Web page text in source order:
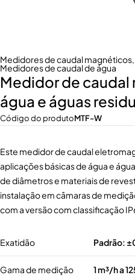
Medidores de caudal magnéticos,
Medidores de caudal de água
Medidor de
água e águas
Código do produtoMTF-W
Este medidor de caudal
aplicações básicas de água e
de diâmetros e materiais de
instalação em câmaras de
com a versão com classificação
Exatidão Padrão:
Gama de medição 1 m³/h a